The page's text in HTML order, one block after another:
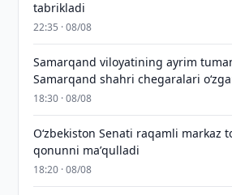
tabrikladi
22:35 · 08/08
Samarqand viloyatining ayrim
Samarqand shahri chegaralari
18:30 · 08/08
Oʻzbekiston Senati raqamli markaz
qonunni maʼqulladi
18:20 · 08/08